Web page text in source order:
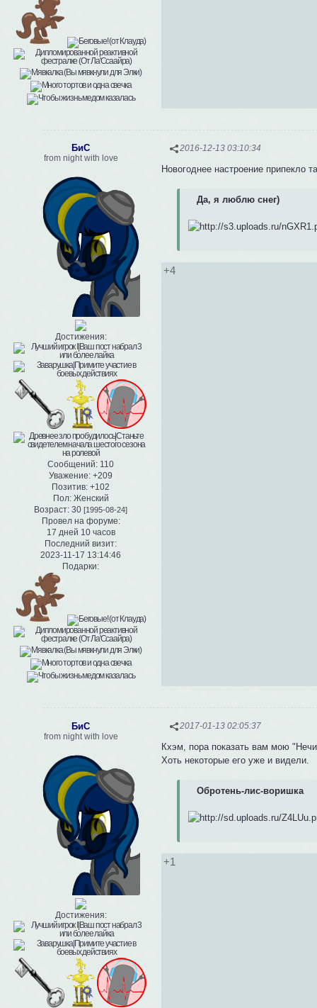
2016-12-13 03:10:34
БиС
from night with love
Достижения:
Сообщений: 110
Уважение: +209
Позитив: +102
Пол:Женский
Возраст: 30 [1995-08-24]
Провел на форуме:
17 дней 10 часов
Последний визит:
2023-11-17 13:14:46
Подарки:
Новогоднее настроение припекло
Да, я люблю снег)
+4
2017-01-13 02:05:37
БиС
from night with love
Достижения:
Кхэм, пора показать вам мою
Хоть некоторые его уже и видели.
Обротень-лис-воришка
+1